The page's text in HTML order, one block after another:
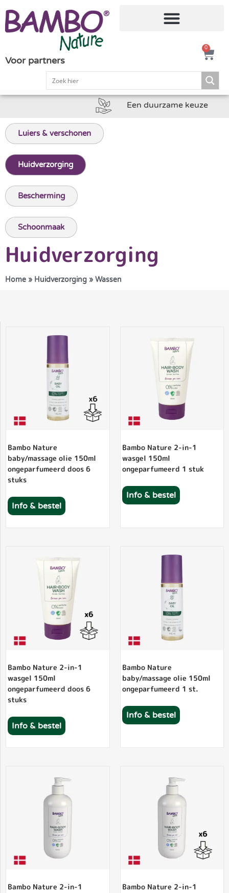
Voor partners
0
Een duurzame keuze
Luiers & verschonen
Huidverzorging
Bescherming
Schoonmaak
Huidverzorging
Home » Huidverzorging » Wassen
Bambo Nature
baby/massage olie 150ml
ongeparfumeerd doos 6
stuks
Info & bestel
Bambo Nature 2-in-1
wasgel 150ml
ongeparfumeerd 1 stuk
Info & bestel
Bambo Nature 2-in-1
wasgel 150ml
ongeparfumeerd doos 6
stuks
Info & bestel
Bambo Nature
baby/massage olie 150ml
ongeparfumeerd 1 st.
Info & bestel
Bambo Nature 2-in-1
Bambo Nature 2-in-1